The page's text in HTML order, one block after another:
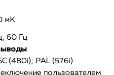
мК
60 Гц
(480i); PAL (576i)
пользователем